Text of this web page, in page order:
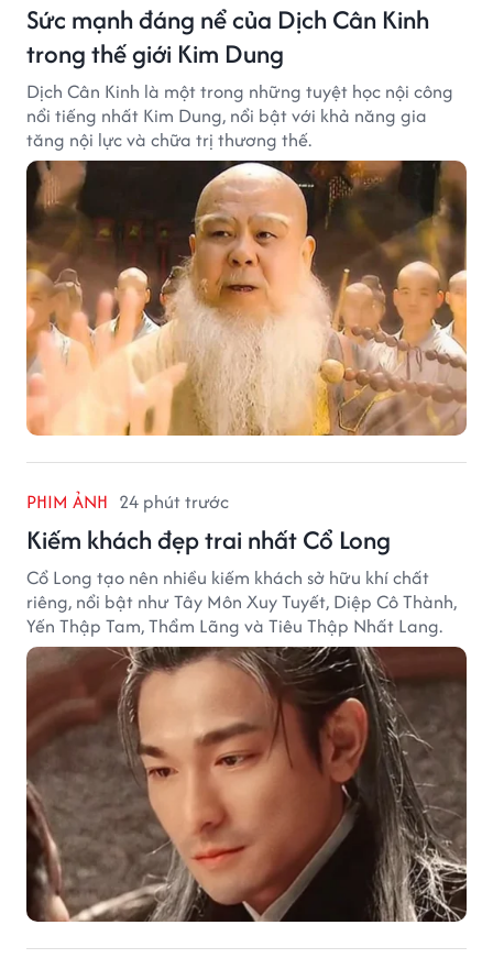
Sức mạnh đáng nể của Dịch Cân Kinh
trong thế giới Kim Dung
Dịch Cân Kinh là một trong những tuyệt học nội công
nổi tiếng nhất Kim Dung, nổi bật với khả năng gia
tăng nội lực và chữa trị thương thế.
PHIM ẢNH 24 phút trước
Kiếm khách đẹp trai nhất Cổ Long
Cổ Long tạo nên nhiều kiếm khách sở hữu khí chất
riêng, nổi bật như Tây Môn Xuy Tuyết, Diệp Cô Thành,
Yến Thập Tam, Thẩm Lãng và Tiêu Thập Nhất Lang.